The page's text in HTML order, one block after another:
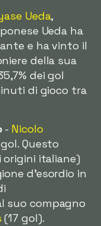
Ueda,
Ueda ha
e ha vinto il
della sua
dei gol
di gioco tra
- Nicolo
Questo
origini italiane)
d'esordio in
suo compagno
(17 gol).